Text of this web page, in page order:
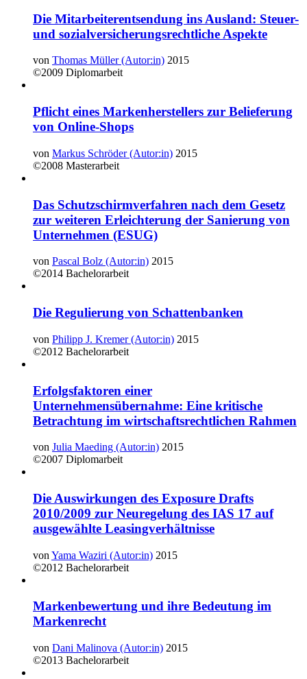
Die Mitarbeiterentsendung ins Ausland: Steuer-
und sozialversicherungsrechtliche Aspekte
von Thomas Müller (Autor:in) 2015
©2009 Diplomarbeit
Pflicht eines Markenherstellers zur Belieferung
von Online-Shops
von Markus Schröder (Autor:in) 2015
©2008 Masterarbeit
Das Schutzschirmverfahren nach dem Gesetz
zur weiteren Erleichterung der Sanierung von
Unternehmen (ESUG)
von Pascal Bolz (Autor:in) 2015
©2014 Bachelorarbeit
Die Regulierung von Schattenbanken
von Philipp J. Kremer (Autor:in) 2015
©2012 Bachelorarbeit
Erfolgsfaktoren einer
Unternehmensübernahme: Eine kritische
Betrachtung im wirtschaftsrechtlichen Rahmen
von Julia Maeding (Autor:in) 2015
©2007 Diplomarbeit
Die Auswirkungen des Exposure Drafts
2010/2009 zur Neuregelung des IAS 17 auf
ausgewählte Leasingverhältnisse
von Yama Waziri (Autor:in) 2015
©2012 Bachelorarbeit
Markenbewertung und ihre Bedeutung im
Markenrecht
von Dani Malinova (Autor:in) 2015
©2013 Bachelorarbeit